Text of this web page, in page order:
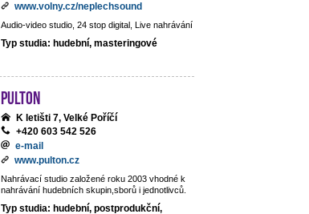
www.volny.cz/neplechsound
Audio-video studio, 24 stop digital, Live nahrávání
Typ studia: hudební, masteringové
Pulton
K letišti 7, Velké Poříčí
+420 603 542 526
e-mail
www.pulton.cz
Nahrávací studio založené roku 2003 vhodné k
nahrávání hudebních skupin,sborů i jednotlivců.
Typ studia: hudební, postprodukční,